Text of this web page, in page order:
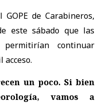
de Carabineros,
este sábado que las
continuar
acceso.
un poco. Si bien
vamos a